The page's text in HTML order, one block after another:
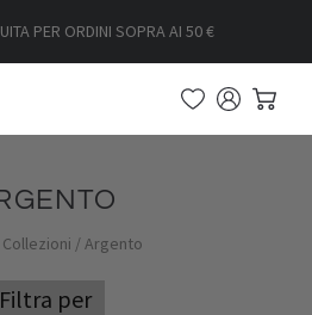
PER ORDINI SOPRA AI 50 €
Collezioni /Argento
Filtra per